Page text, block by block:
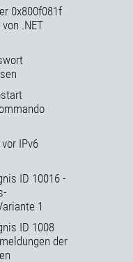
0x800f081f
.NET
IPv6
ID 10016 -
1
ID 1008
der